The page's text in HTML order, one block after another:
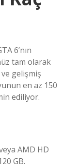
6’nın
tam olarak
gelişmiş
en az 150
ediliyor.
AMD HD
GB.